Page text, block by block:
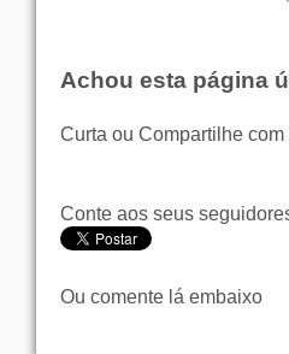
Achou esta página
Curta ou Compartilhe com
Conte aos seus
Ou comente lá embaixo